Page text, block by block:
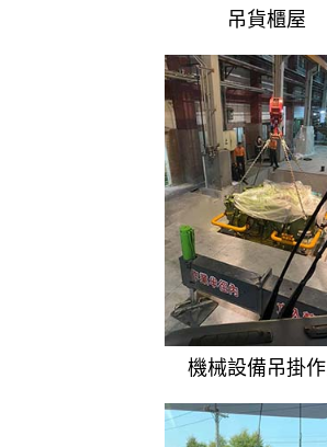
吊貨櫃屋
機械設備吊掛